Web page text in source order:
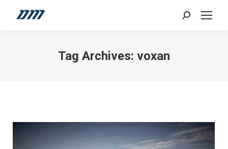
Search:
Tag Archives: voxan